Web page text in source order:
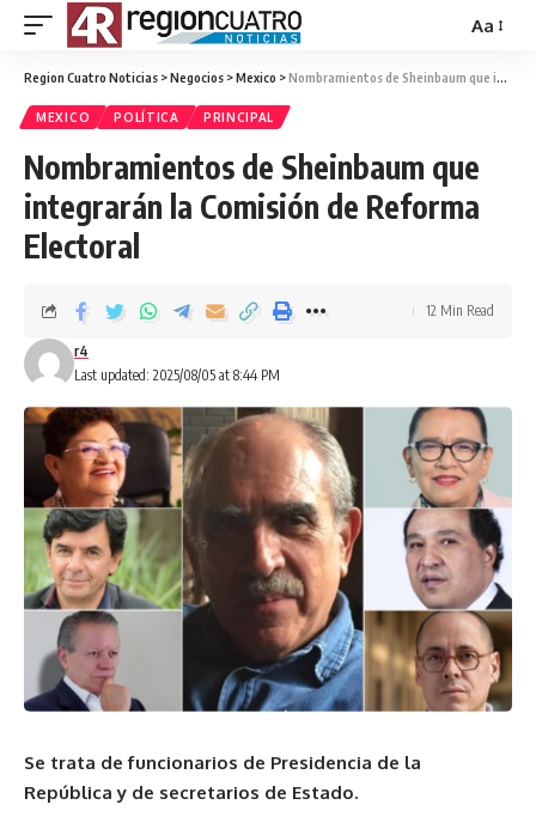
Aa
Region Cuatro Noticias >Negocios >Mexico >Nombramientos de Sheinbaum que integrarán la Comisión de Reforma Electoral
MEXICO POLÍTICA PRINCIPAL
Nombramientos de Sheinbaum que
integrarán la Comisión de Reforma
Electoral
Last updated: 2025/08/05 at 8:44 PM
r4
12 Min Read
Se trata de funcionarios de Presidencia de la
República y de secretarios de Estado.